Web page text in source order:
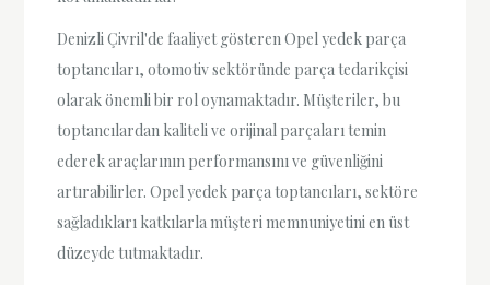
Denizli Çivril'de faaliyet gösteren Opel yedek parça
toptancıları, otomotiv sektöründe parça tedarikçisi
olarak önemli bir rol oynamaktadır. Müşteriler, bu
toptancılardan kaliteli ve orijinal parçaları temin
ederek araçlarının performansını ve güvenliğini
artırabilirler. Opel yedek parça toptancıları, sektöre
sağladıkları katkılarla müşteri memnuniyetini en üst
düzeyde tutmaktadır.